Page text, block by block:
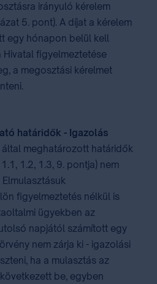
irányuló kérelem
5. pont⁣). A díjat a kérelem
egy hónapon belül kell
Hivatal figyelmeztetése
a megosztási kérelmet
határidők - Igazolás
meghatározott határidők
1.2, 1.3, 9. pontja) nem
figyelmeztetés nélkül is
ügyekben az
napjától számított egy
nem zárja ki - igazolási
ha a mulasztás az
be, egyben